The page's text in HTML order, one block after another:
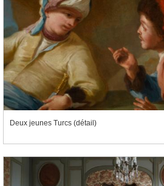
Deux jeunes Turcs (détail)